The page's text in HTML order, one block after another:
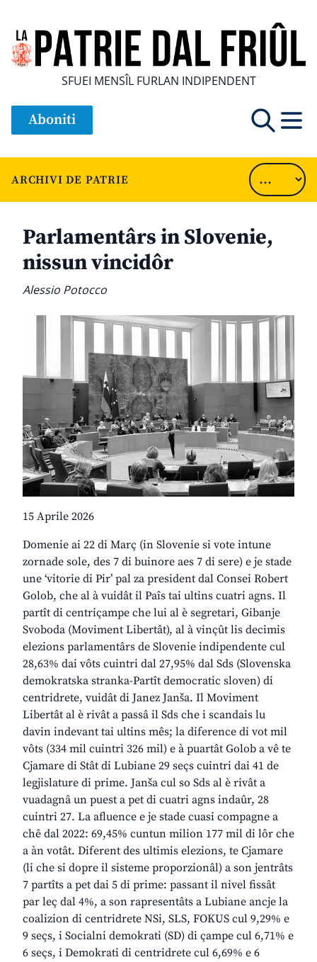
SFUEI MENSÎL FURLAN INDIPENDENT
Aboniti
ARCHIVI DE PATRIE
Parlamentârs in Slovenie,
nissun vincidôr
Alessio Potocco
15 Aprile 2026
Domenie ai 22 di Març (in Slovenie si vote intune
zornade sole, des 7 di buinore aes 7 di sere) e je stade
une ‘vitorie di Pir’ pal za president dal Consei Robert
Golob, che al à vuidât il Paîs tai ultins cuatri agns. Il
partît di centriçampe che lui al è segretari, Gibanje
Svoboda (Moviment Libertât), al à vinçût lis decimis
elezions parlamentârs de Slovenie indipendente cul
28,63% dai vôts cuintri dal 27,95% dal Sds (Slovenska
demokratska stranka-Partît democratic sloven) di
centridrete, vuidât di Janez Janša. Il Moviment
Libertât al è rivât a passâ il Sds che i scandais lu
davin indevant tai ultins mês; la diference di vot mil
vôts (334 mil cuintri 326 mil) e à puartât Golob a vê te
Cjamare di Stât di Lubiane 29 seçs cuintri dai 41 de
legjislature di prime. Janša cul so Sds al è rivât a
vuadagnâ un puest a pet di cuatri agns indaûr, 28
cuintri 27. La afluence e je stade cuasi compagne a
chê dal 2022: 69,45% cuntun milion 177 mil di lôr che
a àn votât. Diferent des ultimis elezions, te Cjamare
(li che si dopre il sisteme proporzionâl) a son jentrâts
7 partîts a pet dai 5 di prime: passant il nivel fissât
par leç dal 4%, a son rapresentâts a Lubiane ancje la
coalizion di centridrete NSi, SLS, FOKUS cul 9,29% e
9 seçs, i Socialni demokrati (SD) di çampe cul 6,71% e
6 seçs, i Demokrati di centridrete cul 6,69% e 6